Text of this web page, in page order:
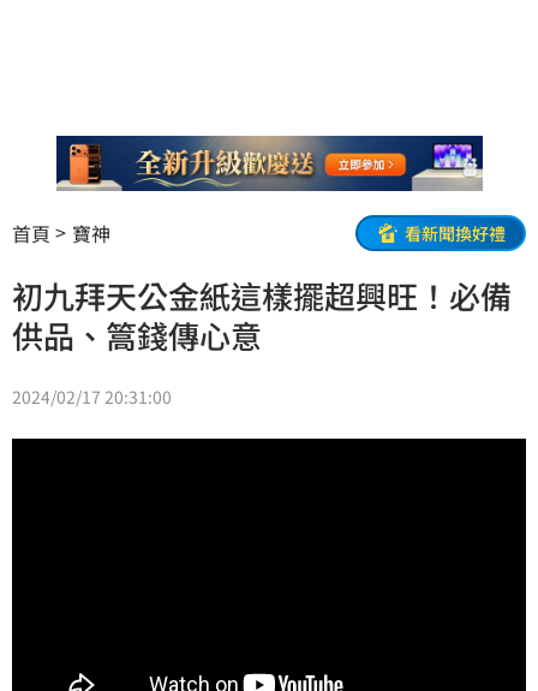
首頁 寶神 看新聞換好禮
初九拜天公金紙這樣擺超興旺！必備
供品、篙錢傳心意
2024/02/17 20:31:00